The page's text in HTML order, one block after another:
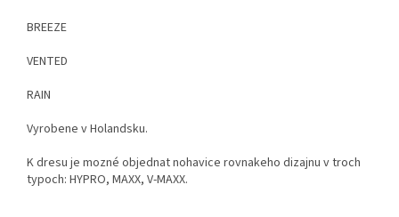
BREEZE
VENTED
RAIN
Vyrobene v Holandsku.
K dresu je mozné objednat nohavice rovnakeho dizajnu v troch
typoch: HYPRO, MAXX, V-MAXX.